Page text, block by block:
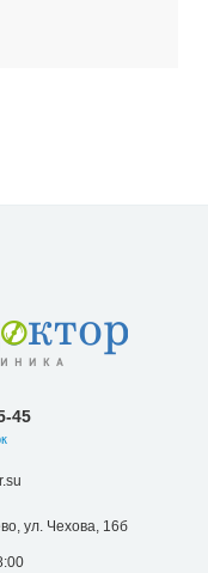
45
ул. Чехова, 16б